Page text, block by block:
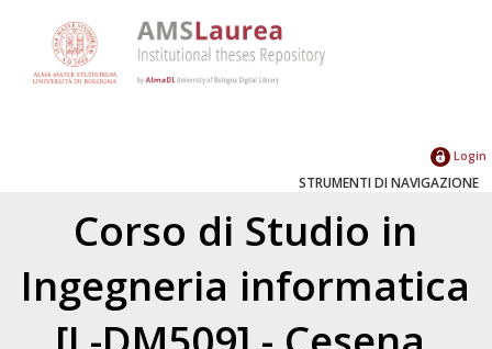
Login
STRUMENTI DI NAVIGAZIONE
Corso di Studio in
Ingegneria informatica